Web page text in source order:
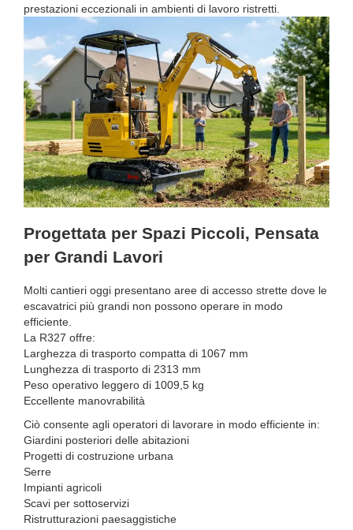
prestazioni eccezionali in ambienti di lavoro ristretti.
Progettata per Spazi Piccoli, Pensata
per Grandi Lavori
Molti cantieri oggi presentano aree di accesso strette dove le
escavatrici più grandi non possono operare in modo
efficiente.
La R327 offre:
Larghezza di trasporto compatta di 1067 mm
Lunghezza di trasporto di 2313 mm
Peso operativo leggero di 1009,5 kg
Eccellente manovrabilità
Ciò consente agli operatori di lavorare in modo efficiente in:
Giardini posteriori delle abitazioni
Progetti di costruzione urbana
Serre
Impianti agricoli
Scavi per sottoservizi
Ristrutturazioni paesaggistiche